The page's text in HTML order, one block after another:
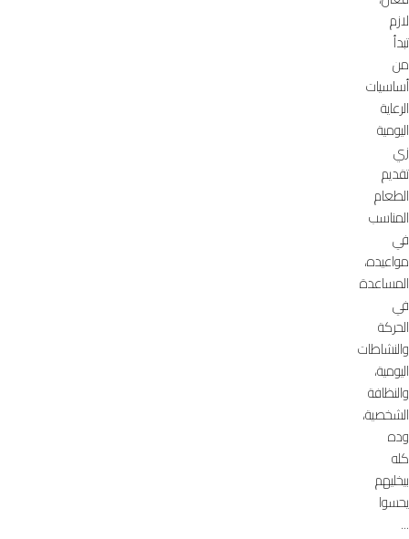
لازم
تبدأ
من
أساسيات
الرعاية
اليومية
زي
تقديم
الطعام
المناسب
في
مواعيده،
المساعدة
في
الحركة
والنشاطات
اليومية،
والنظافة
الشخصية،
وده
كله
بيخليهم
يحسوا
...